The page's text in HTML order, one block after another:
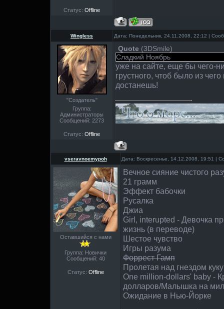
Статус: Offline
Wingless Дата: Понедельник, 24.11.2008, 22:12 |
"Создатель"
Группа:
Администраторы
Сообщений: 2273
Статус: Offline
Quote (3DSmile)
Сладкий Ноябрь
уже на сайте, еще бы чего-
грустного, чтоб было из
достанешь!
vseravnoemypoh Дата: Воскресенье, 14.12.2008, 19:51 |
Оставшийся с нами
Группа: Новички
Сообщений: 40
Статус: Offline
Вечное сияние чистого
21 грамм
Эффект бабочки
Русалка
Джиа
Girl, interupted - Девочка
жизнь (в переводе)
Шестое чувство
Игры разума
Форрест Гамп
Пролетая над гнездом
One million-dollars' baby -
долларов/Малышка на
Ожидание в Нью-Йорке